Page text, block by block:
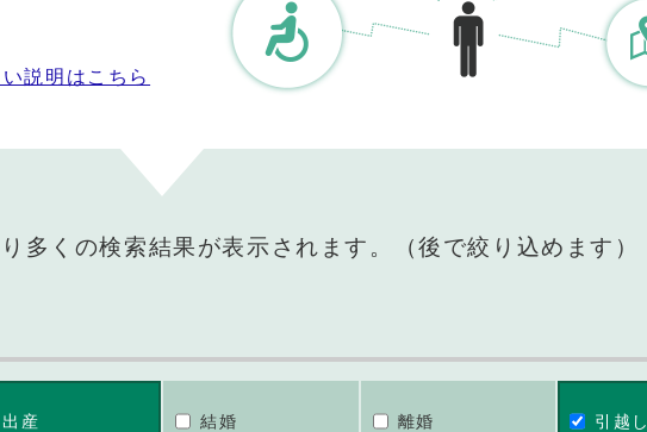
説明はこちら
多くの検索結果が表示されます。（後で絞り込めます）
出産 結婚 離婚 引越し